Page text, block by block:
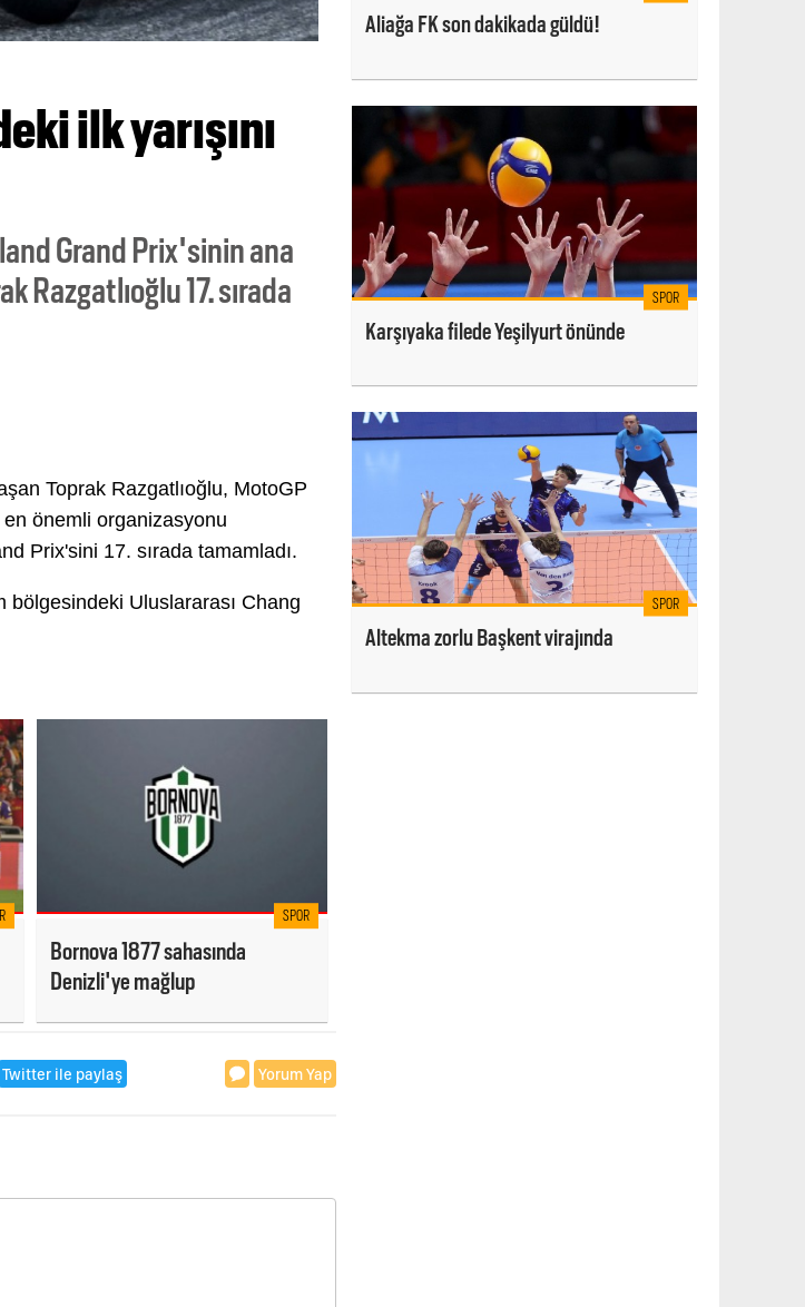
ilk yarışını
Grand Prix'sinin ana
Razgatlıoğlu 17. sırada
Toprak Razgatlıoğlu, MotoGP
en önemli organizasyonu
Prix'sini 17. sırada tamamladı.
bölgesindeki Uluslararası Chang
SPOR
Bornova 1877 sahasında
Denizli'ye mağlup
Twitter ile paylaş Yorum Yap
Aliağa FK son dakikada güldü!
SPOR
Karşıyaka filede Yeşilyurt önünde
SPOR
Altekma zorlu Başkent virajında